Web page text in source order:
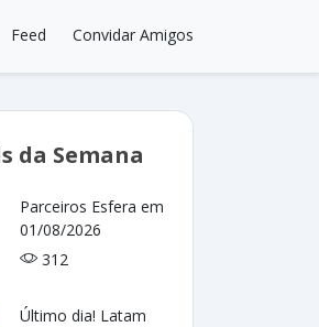
Feed Convidar Amigos
da Semana
Parceiros Esfera em
01/08/2026
312
Último dia! Latam